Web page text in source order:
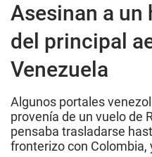
Asesinan a un
del principal
Venezuela
Algunos portales
provenía de un vuelo de
pensaba trasladarse
fronterizo con Colombia,